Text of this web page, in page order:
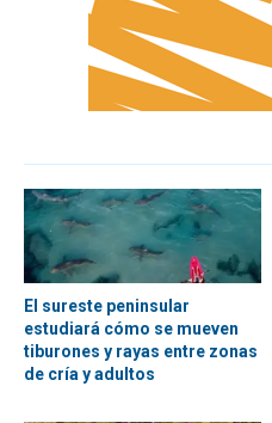
El sureste peninsular
estudiará cómo se mueven
tiburones y rayas entre zonas
de cría y adultos